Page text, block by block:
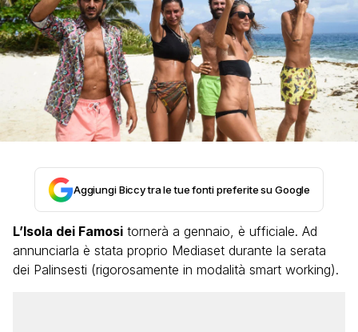
Aggiungi Biccy tra le tue fonti preferite su Google
L’Isola dei Famosi tornerà a gennaio, è ufficiale. Ad
annunciarla è stata proprio Mediaset durante la serata
dei Palinsesti (rigorosamente in modalità smart working).